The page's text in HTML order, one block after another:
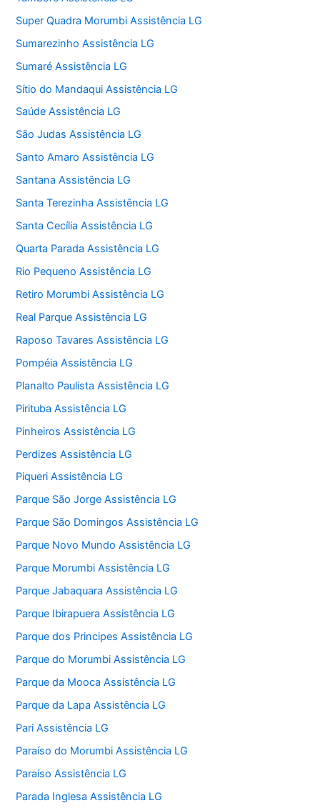
Super Quadra Morumbi Assistência LG
Sumarezinho Assistência LG
Sumaré Assistência LG
Sítio do Mandaqui Assistência LG
Saúde Assistência LG
São Judas Assistência LG
Santo Amaro Assistência LG
Santana Assistência LG
Santa Terezinha Assistência LG
Santa Cecília Assistência LG
Quarta Parada Assistência LG
Rio Pequeno Assistência LG
Retiro Morumbi Assistência LG
Real Parque Assistência LG
Raposo Tavares Assistência LG
Pompéia Assistência LG
Planalto Paulista Assistência LG
Pirituba Assistência LG
Pinheiros Assistência LG
Perdizes Assistência LG
Piqueri Assistência LG
Parque São Jorge Assistência LG
Parque São Domingos Assistência LG
Parque Novo Mundo Assistência LG
Parque Morumbi Assistência LG
Parque Jabaquara Assistência LG
Parque Ibirapuera Assistência LG
Parque dos Principes Assistência LG
Parque do Morumbi Assistência LG
Parque da Mooca Assistência LG
Parque da Lapa Assistência LG
Pari Assistência LG
Paraíso do Morumbi Assistência LG
Paraíso Assistência LG
Parada Inglesa Assistência LG